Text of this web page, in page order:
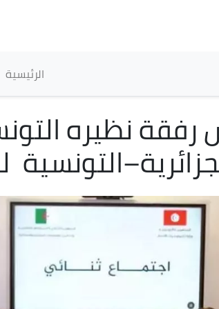
الرئيسية
نظيره